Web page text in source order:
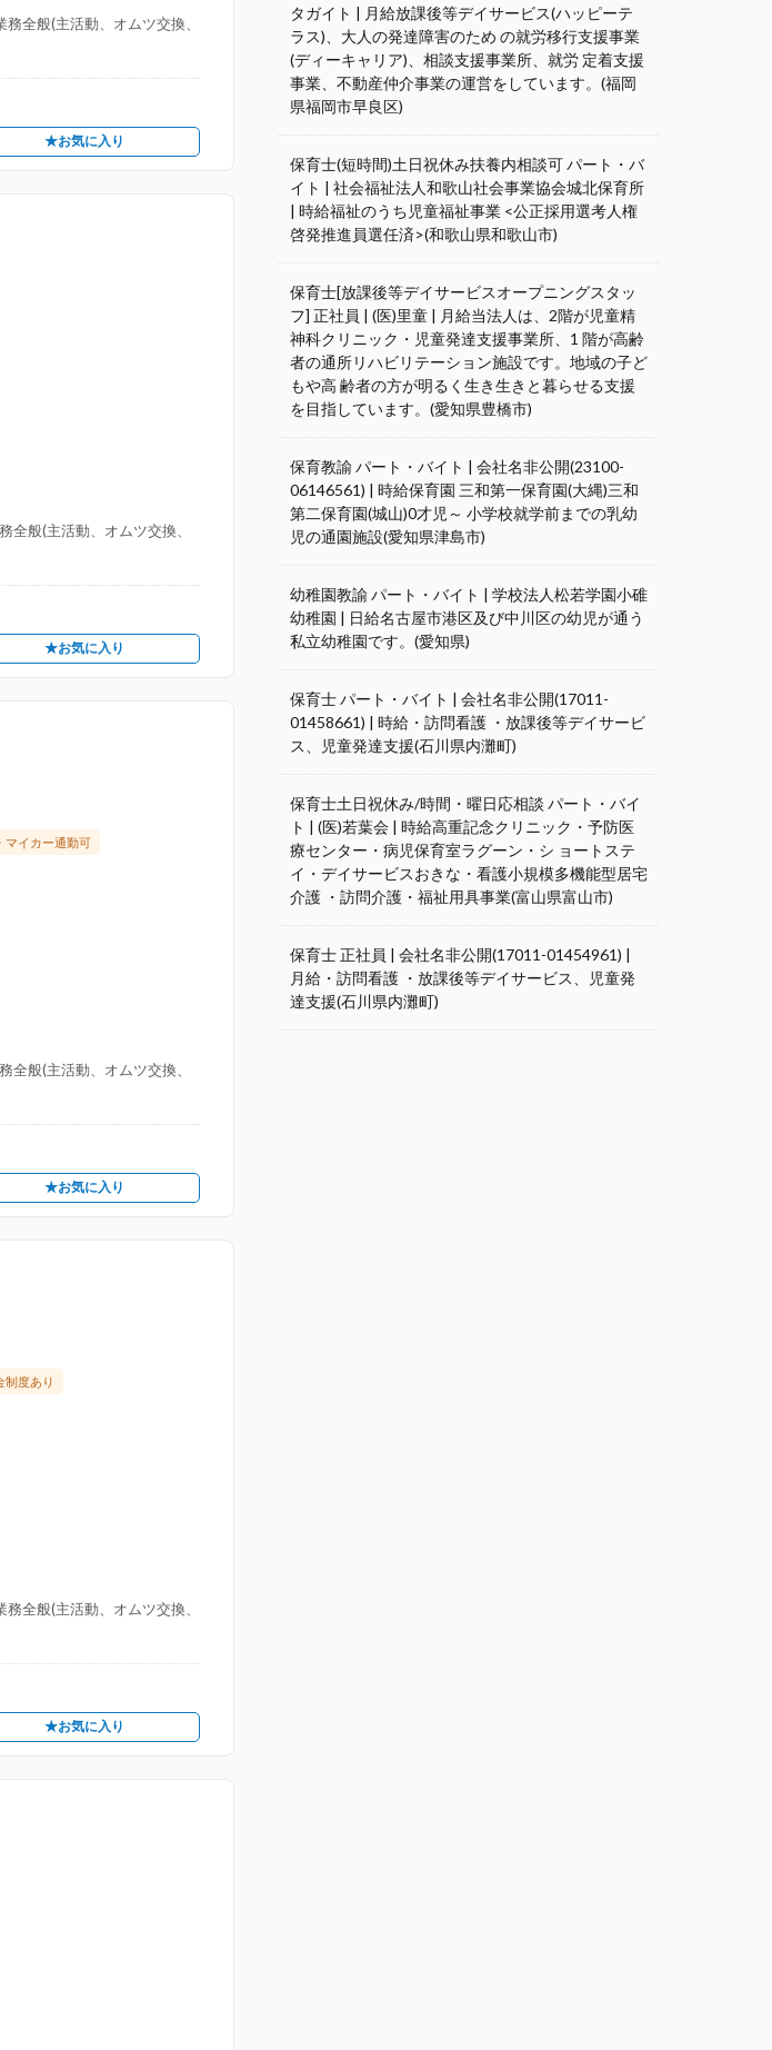
全般(主活動、オムツ交換、
★お気に入り
全般(主活動、オムツ交換、
★お気に入り
マイカー通勤可
全般(主活動、オムツ交換、
★お気に入り
制度あり
全般(主活動、オムツ交換、
★お気に入り
タガイト | 月給放課後等デイサービス(ハッピーテ
ラス)、大人の発達障害のため の就労移行支援事業
(ディーキャリア)、相談支援事業所、就労 定着支援
事業、不動産仲介事業の運営をしています。(福岡
県福岡市早良区)
保育士(短時間)土日祝休み扶養内相談可 パート・バ
イト | 社会福祉法人和歌山社会事業協会城北保育所
| 時給福祉のうち児童福祉事業 <公正採用選考人権
啓発推進員選任済>(和歌山県和歌山市)
保育士[放課後等デイサービスオープニングスタッ
フ] 正社員 | (医)里童 | 月給当法人は、2階が児童精
神科クリニック・児童発達支援事業所、1 階が高齢
者の通所リハビリテーション施設です。地域の子ど
もや高 齢者の方が明るく生き生きと暮らせる支援
を目指しています。(愛知県豊橋市)
保育教諭 パート・バイト | 会社名非公開(23100-
06146561) | 時給保育園 三和第一保育園(大縄)三和
第二保育園(城山)0才児～ 小学校就学前までの乳幼
児の通園施設(愛知県津島市)
幼稚園教諭 パート・バイト | 学校法人松若学園小碓
幼稚園 | 日給名古屋市港区及び中川区の幼児が通う
私立幼稚園です。(愛知県)
保育士 パート・バイト | 会社名非公開(17011-
01458661) | 時給・訪問看護 ・放課後等デイサービ
ス、児童発達支援(石川県内灘町)
保育士土日祝休み/時間・曜日応相談 パート・バイ
ト | (医)若葉会 | 時給高重記念クリニック・予防医
療センター・病児保育室ラグーン・シ ョートステ
イ・デイサービスおきな・看護小規模多機能型居宅
介護 ・訪問介護・福祉用具事業(富山県富山市)
保育士 正社員 | 会社名非公開(17011-01454961) |
月給・訪問看護 ・放課後等デイサービス、児童発
達支援(石川県内灘町)